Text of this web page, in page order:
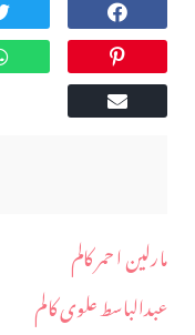
مارلین ا حمر کالم
عبدالباسط علوی کالم